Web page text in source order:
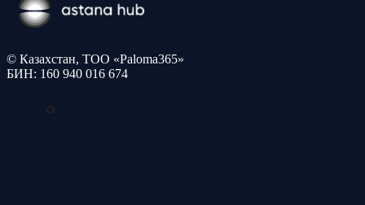
© Казахстан, ТОО «Paloma365»
БИН: 160 940 016 674